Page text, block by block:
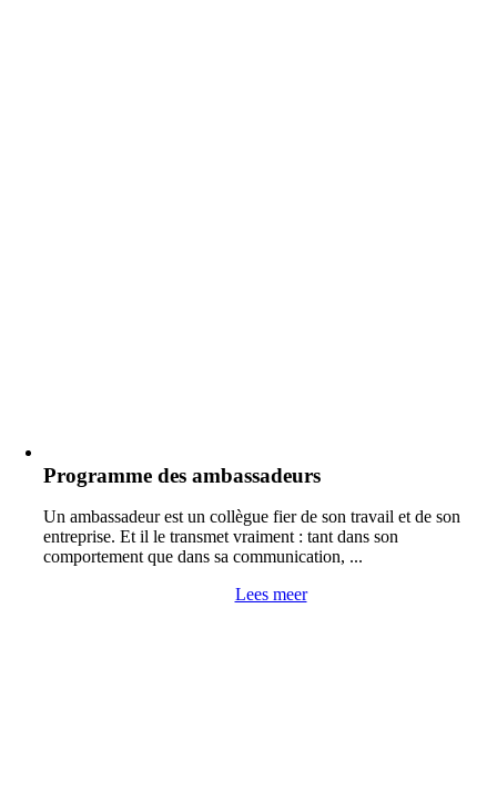
Programme des ambassadeurs
Un ambassadeur est un collègue fier de son travail et de son
entreprise. Et il le transmet vraiment : tant dans son
comportement que dans sa communication, ...
Lees meer